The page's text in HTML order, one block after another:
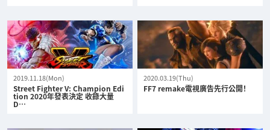
2019.11.18(Mon)
Street Fighter V: Champion Edi
tion 2020年發表決定 收錄大量
D…
2020.03.19(Thu)
FF7 remake電視廣告先行公開！